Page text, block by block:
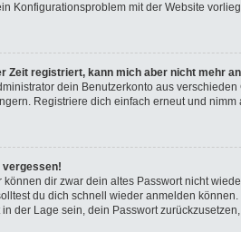
Konfigurationsproblem mit der Website
Zeit registriert, kann mich aber nicht mehr
dein Benutzerkonto aus
Registriere dich einfach erneut und
vergessen!
können dir zwar dein altes Passwort nicht
du dich schnell wieder anmelden können.
der Lage sein, dein Passwort